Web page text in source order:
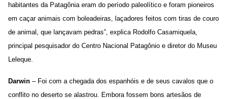
habitantes da Patagônia eram do período paleolítico e foram pioneiros
em caçar animais com boleadeiras, laçadores feitos com tiras de couro
de animal, que lançavam pedras”, explica Rodolfo Casamiquela,
principal pesquisador do Centro Nacional Patagônio e diretor do Museu
Leleque.
Darwin – Foi com a chegada dos espanhóis e de seus cavalos que o
conflito no deserto se alastrou. Embora fossem bons artesãos de